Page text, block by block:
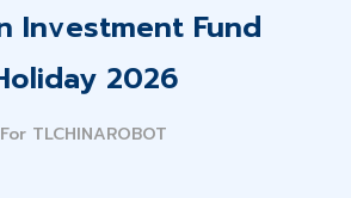
Investment Fund
2026
For TLCHINAROBOT